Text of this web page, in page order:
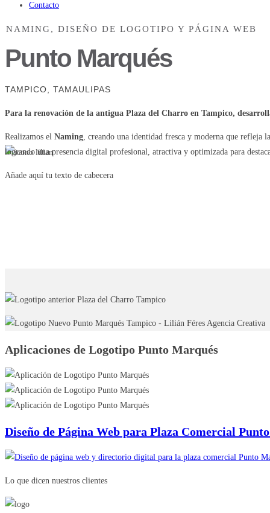
Contacto
NAMING, DISEÑO DE LOGOTIPO Y PÁGINA WEB
Punto Marqués
TAMPICO, TAMAULIPAS
Para la renovación de la antigua Plaza del Charro en Tampico,
Realizamos el Naming, creando una identidad fresca y moderna que refleja
logrando una presencia digital profesional, atractiva y optimizada para
Añade aquí tu texto de cabecera
Aplicaciones de Logotipo Punto Marqués
Diseño de Página Web para Plaza Comercial
Lo que dicen nuestros clientes